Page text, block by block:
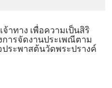
าทาง เพื่อความเป็นสิริ
ารจัดงานประเพณีตาม
ประพาสต้นวัดพระปรางค์